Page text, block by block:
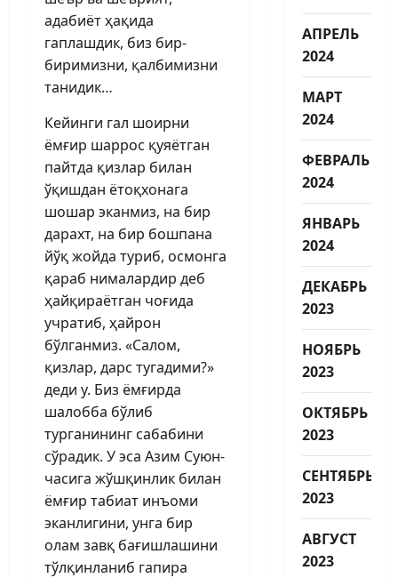
адабиёт ҳақида
гаплашдик, биз бир-
биримизни, қалбимизни
танидик…
Кейинги гал шоирни
ёмғир шаррос қуя­ётган
пайтда қизлар билан
ўқишдан ётоқхонага
шошар эканмиз, на бир
дарахт, на бир бошпана
йўқ жойда туриб, осмонга
қараб нималардир деб
ҳайқираётган чоғида
учратиб, ҳайрон
бўлганмиз. «Салом,
қизлар, дарс тугадими?»
деди у. Биз ёмғирда
шалобба бўлиб
турганининг сабабини
сўрадик. У эса Азим Суюн­
часига жўшқинлик билан
ёмғир табиат инъоми
эканлигини, унга бир
олам завқ бағишлашини
тўлқинланиб гапира
АПРЕЛЬ
2024
МАРТ
2024
ФЕВРАЛЬ
2024
ЯНВАРЬ
2024
ДЕКАБРЬ
2023
НОЯБРЬ
2023
ОКТЯБРЬ
2023
СЕНТЯБРЬ
2023
АВГУСТ
2023